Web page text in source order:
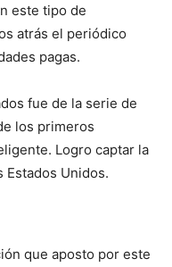
este tipo de
atrás el periódico
pagas.
fue de la serie de
los primeros
Logro captar la
Unidos.
que aposto por este